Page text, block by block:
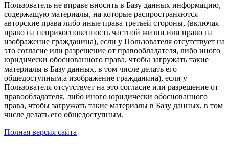
Пользователь не вправе вносить в Базу данных информацию,
содержащую материалы, на которые распространяются
авторские права либо иные права третьей стороны, (включая
право на неприкосновенность частной жизни или право на
изображение гражданина), если у Пользователя отсутствует на
это согласие или разрешение от правообладателя, либо иного
юридически обоснованного права, чтобы загружать такие
материалы в Базу данных, в том числе делать его
общедоступным.а изображение гражданина), если у
Пользователя отсутствует на это согласие или разрешение от
правообладателя, либо иного юридически обоснованного
права, чтобы загружать такие материалы в Базу данных, в том
числе делать его общедоступным.
Полная версия сайта